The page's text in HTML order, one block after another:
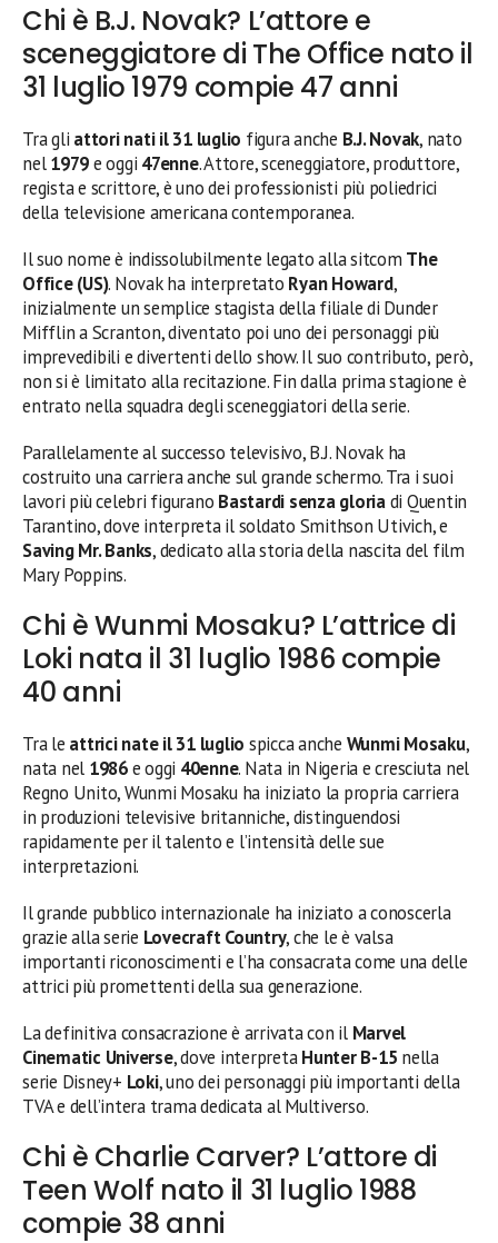
Chi è B.J. Novak? L’attore e
sceneggiatore di The Office nato il
31 luglio 1979 compie 47 anni
Tra gli attori nati il 31 luglio figura anche B.J. Novak, nato
nel1979e oggi 47enne. Attore, sceneggiatore, produttore,
regista e scrittore, è uno dei professionisti più poliedrici
della televisione americana contemporanea.
Il suo nome è indissolubilmente legato alla sitcom The
Office (US). Novak ha interpretato Ryan Howard,
inizialmente un semplice stagista della filiale di Dunder
Mifflin a Scranton, diventato poi uno dei personaggi più
imprevedibili e divertenti dello show. Il suo contributo, però,
non si è limitato alla recitazione. Fin dalla prima stagione è
entrato nella squadra degli sceneggiatori della serie.
Parallelamente al successo televisivo, B.J. Novak ha
costruito una carriera anche sul grande schermo. Tra i suoi
lavori più celebri figurano Bastardi senza gloriadi Quentin
Tarantino, dove interpreta il soldato Smithson Utivich, e
Saving Mr. Banks, dedicato alla storia della nascita del film
Mary Poppins.
Chi è Wunmi Mosaku? L’attrice di
Loki nata il 31 luglio 1986 compie
40 anni
Tra le attrici nate il 31 luglio spicca anche Wunmi Mosaku,
nata nel 1986e oggi 40enne. Nata in Nigeria e cresciuta nel
Regno Unito, Wunmi Mosaku ha iniziato la propria carriera
in produzioni televisive britanniche, distinguendosi
rapidamente per il talento e l’intensità delle sue
interpretazioni.
Il grande pubblico internazionale ha iniziato a conoscerla
grazie alla serie Lovecraft Country, che le è valsa
importanti riconoscimenti e l’ha consacrata come una delle
attrici più promettenti della sua generazione.
La definitiva consacrazione è arrivata con il Marvel
Cinematic Universe, dove interpretaHunter B-15 nella
serie Disney+ Loki, uno dei personaggi più importanti della
TVA e dell’intera trama dedicata al Multiverso.
Chi è Charlie Carver? L’attore di
Teen Wolf nato il 31 luglio 1988
compie 38 anni